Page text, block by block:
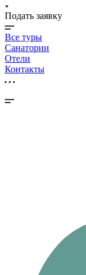
Подать заявку
Все туры
Санатории
Отели
Контакты